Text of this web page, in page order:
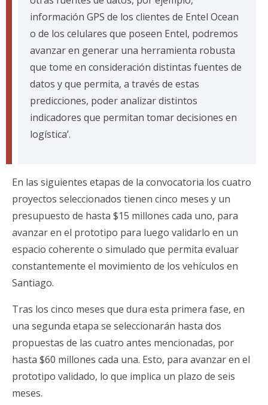
información GPS de los clientes de Entel Ocean
o de los celulares que poseen Entel, podremos
avanzar en generar una herramienta robusta
que tome en consideración distintas fuentes de
datos y que permita, a través de estas
predicciones, poder analizar distintos
indicadores que permitan tomar decisiones en
logística’.
En las siguientes etapas de la convocatoria los cuatro
proyectos seleccionados tienen cinco meses y un
presupuesto de hasta $15 millones cada uno, para
avanzar en el prototipo para luego validarlo en un
espacio coherente o simulado que permita evaluar
constantemente el movimiento de los vehículos en
Santiago.
Tras los cinco meses que dura esta primera fase, en
una segunda etapa se seleccionarán hasta dos
propuestas de las cuatro antes mencionadas, por
hasta $60 millones cada una. Esto, para avanzar en el
prototipo validado, lo que implica un plazo de seis
meses.